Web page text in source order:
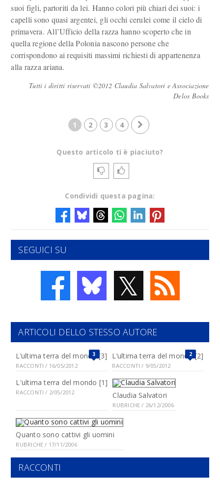
suoi figli, partoriti da lei. Hanno colori più chiari dei suoi: i
capelli sono quasi argentei, gli occhi cerulei come il cielo di
primavera. All’Ufficio della razza hanno scoperto che in
quella regione della Polonia nascono persone che
corrispondono ai requisiti massimi richiesti di appartenenza
alla razza ariana.
Tutti i diritti riservati ©2012 Claudia Salvatori e Associazione
Delos Books
1 2 3 4
Questo articolo ti è piaciuto?
Condividi questa pagina:
SEGUICI SU
𝕏
ARTICOLI DELLO STESSO AUTORE
3
L’ultima terra del mondo [3]
RACCONTI / 16/05/2012
2
L’ultima terra del mondo [2]
RACCONTI / 9/05/2012
L'ultima terra del mondo [1]
RACCONTI / 2/05/2012 Claudia Salvatori
RUBRICHE / 26/12/2006
Quanto sono cattivi gli uomini
RUBRICHE / 17/11/2006
RACCONTI